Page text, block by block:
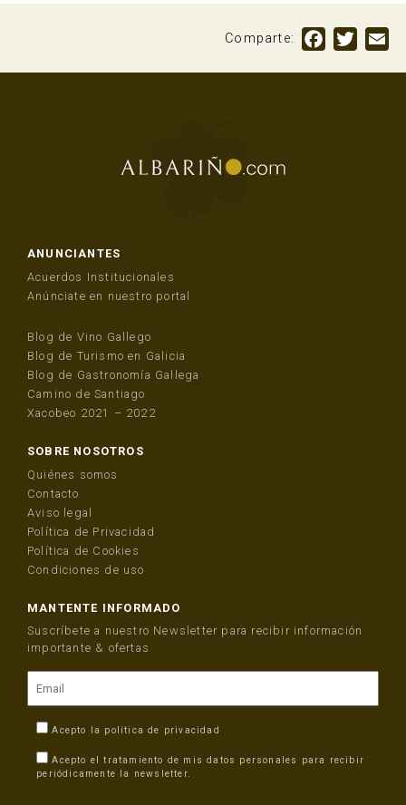
Comparte: Facebook
ANUNCIANTES
Acuerdos Institucionales
Anúnciate en nuestro portal
Blog de Vino Gallego
Blog de Turismo en Galicia
Blog de Gastronomía Gallega
Camino de Santiago
Xacobeo 2021 – 2022
SOBRE NOSOTROS
Quiénes somos
Contacto
Aviso legal
Política de Privacidad
Política de Cookies
Condiciones de uso
MANTENTE INFORMADO
Suscríbete a nuestro Newsletter para recibir información
importante & ofertas
Acepto la política de privacidad
Acepto el tratamiento de mis datos personales para recibir
periódicamente la newsletter.